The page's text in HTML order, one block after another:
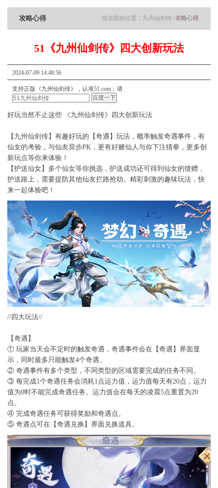
你当前的位置： 九州仙剑传>攻略心得
攻略心得
51《九州仙剑传》四大创新玩法
2024-07-09 14:48:56
支持正版《九州仙剑传》，认准51.com：请
好玩当然不止这些 《九州仙剑传》四大创新玩法
【九州仙剑传】有趣好玩的【奇遇】玩法，概率触发奇遇事件，有
仙女的考验，与仙友异步PK，更有好赌仙人与你下注猜拳，更多创
新玩点等你来体验！
【护送仙女】多个仙女等你挑选，护送成功还可得到仙女的馈赠，
护送路上，需要提防其他仙友拦路抢劫。精彩刺激的趣味玩法，快
来一起体验吧！
//四大玩法//
【奇遇】
① 玩家当天会不定时的触发奇遇，奇遇事件会在【奇遇】界面显
示，同时最多只能触发4个奇遇。
② 奇遇事件有多个类型，不同类型的区域需要完成的任务不同。
③ 每完成1个奇遇任务会消耗1点运力值，运力值每天有20点，运力
值为0时不能完成奇遇任务。运力值会在每天的凌晨5点重置为20
点。
④ 完成奇遇任务可获得奖励和奇遇点。
⑤ 奇遇点可在【奇遇兑换】界面兑换道具。